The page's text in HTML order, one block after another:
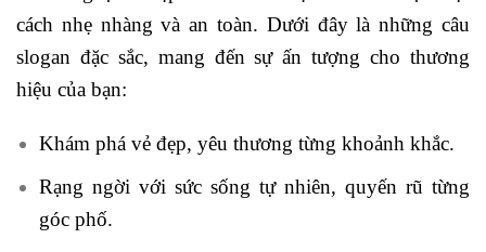
cách nhẹ nhàng và an toàn. Dưới đây là những câu
slogan đặc sắc, mang đến sự ấn tượng cho thương
hiệu của bạn:
Khám phá vẻ đẹp, yêu thương từng khoảnh khắc.
Rạng ngời với sức sống tự nhiên, quyến rũ từng
góc phố.